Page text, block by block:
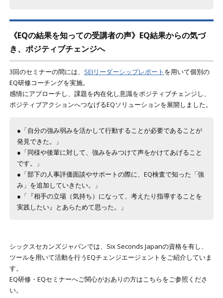
《EQの結果を知っての受講者の声》EQ結果からの気づ
き、ポジティブチェンジへ
3回のセミナーの間には、 SEIリーダーシップレポート を用いて個別の
EQ研修コーチングを実施。
感情にアプローチし、課題を内在化し意識をポジティブチェンジし、
ポジティブアクションへつなげるEQソリューションを展開しました。
●「自分の強み弱みを活かして行動することが必要であることが
発見できた。」
●「同様や後輩に対して、強みをみつけて声をかけてあげること
です。」
●「部下の人事評価面談やサポートの際に、EQ検査で知った「強
み」を追加していきたい。」
●「『相手の立場（気持ち）になって、考えたり指導することを
実践したい』とあらためて思った。」
シックスセカンズジャパンでは、Six Seconds Japanの資格を有し、
ツールを用いて活動を行うEQチェンジエージェントをご紹介していま
す。
EQ研修・EQセミナーへご関心がおありの方はこちらをご参照くださ
い。